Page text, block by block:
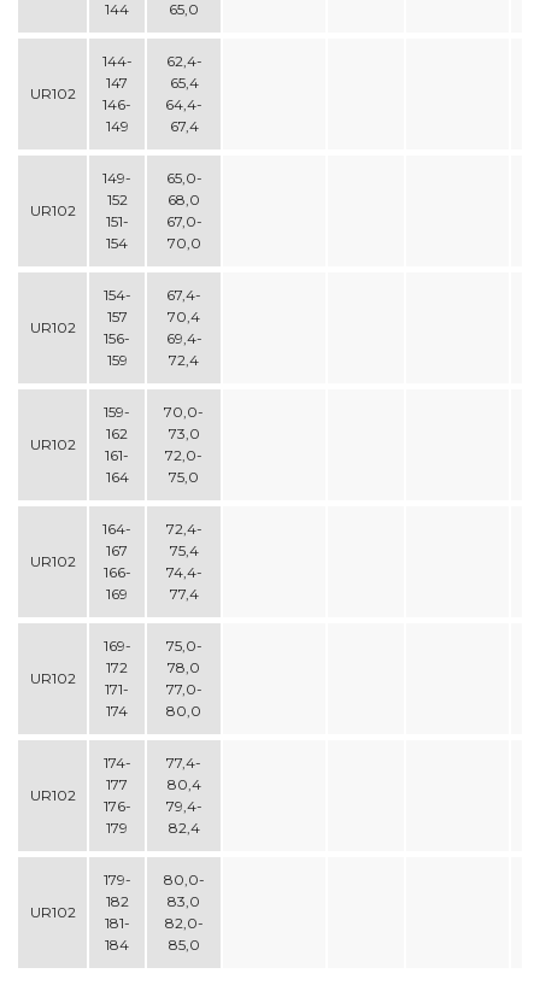
144
65,0
UR102
144-
147
146-
149
62,4-
65,4
64,4-
67,4
UR102
149-
152
151-
154
65,0-
68,0
67,0-
70,0
UR102
154-
157
156-
159
67,4-
70,4
69,4-
72,4
UR102
159-
162
161-
164
70,0-
73,0
72,0-
75,0
UR102
164-
167
166-
169
72,4-
75,4
74,4-
77,4
UR102
169-
172
171-
174
75,0-
78,0
77,0-
80,0
UR102
174-
177
176-
179
77,4-
80,4
79,4-
82,4
UR102
179-
182
181-
184
80,0-
83,0
82,0-
85,0